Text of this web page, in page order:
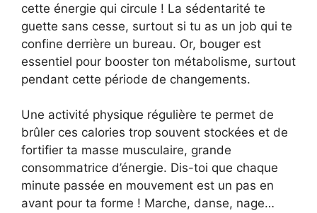
cette énergie qui circule ! La sédentarité te
guette sans cesse, surtout si tu as un job qui te
confine derrière un bureau. Or, bouger est
essentiel pour booster ton métabolisme, surtout
pendant cette période de changements.
Une activité physique régulière te permet de
brûler ces calories trop souvent stockées et de
fortifier ta masse musculaire, grande
consommatrice d’énergie. Dis-toi que chaque
minute passée en mouvement est un pas en
avant pour ta forme ! Marche, danse, nage…